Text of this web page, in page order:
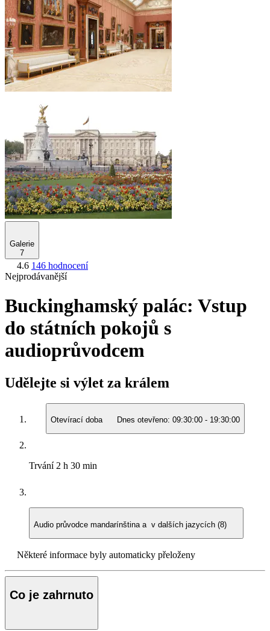
Galerie
7
4.6 146 hodnocení
Nejprodávanější
Buckinghamský palác: Vstup
do státních pokojů s
audioprůvodcem
Udělejte si výlet za králem
Otevírací doba Dnes otevřeno: 09:30:00 - 19:30:00
Trvání2 h 30 min
Audio průvodce mandarínština a v dalších jazycích (8)
Některé informace byly automaticky přeloženy
Co je zahrnuto